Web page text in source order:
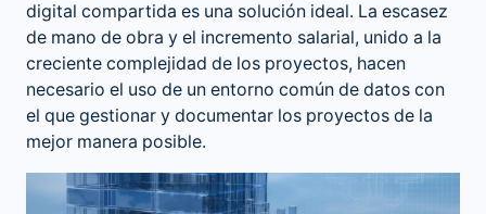
digital compartida es una solución ideal. La escasez
de mano de obra y el incremento salarial, unido a la
creciente complejidad de los proyectos, hacen
necesario el uso de un entorno común de datos con
el que gestionar y documentar los proyectos de la
mejor manera posible.